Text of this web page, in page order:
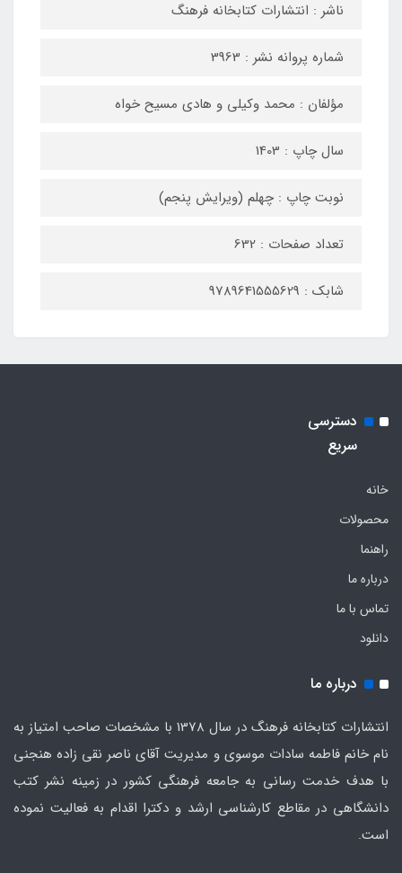
ناشر : انتشارات کتابخانه فرهنگ
شماره پروانه نشر : 3963
مؤلفان : محمد وکیلی و هادی مسیح خواه
سال چاپ : 1403
نوبت چاپ : چهلم (ویرایش پنجم)
تعداد صفحات : 632
شابک : 9789641555629
دسترسی
سریع
خانه
محصولات
راهنما
درباره ما
تماس با ما
دانلود
درباره ما
انتشارات کتابخانه فرهنگ در سال 1378 با مشخصات صاحب امتیاز به
نام خانم فاطمه سادات موسوی و مدیریت آقای ناصر نقی زاده هنجنی
با هدف خدمت رسانی به جامعه فرهنگی کشور در زمینه نشر کتب
دانشگاهی در مقاطع کارشناسی ارشد و دکترا اقدام به فعالیت نموده
است.